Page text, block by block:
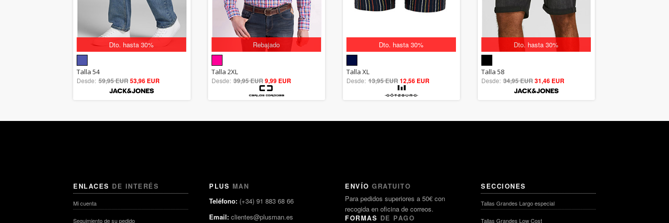
Dto. hasta 30%
out of 5
Talla 54
Desde: 59,95 EUR53,96 EUR
Rebajado
out of 5
Talla 2XL
Desde: 39,95 EUR9,99 EUR
Dto. hasta 30%
out of 5
Talla XL
Desde: 13,95 EUR12,56 EUR
Dto. hasta 30%
out of 5
Talla 58
Desde: 34,95 EUR31,46 EUR
ENLACES DE INTERÉS
Mi cuenta
Seguimiento de su pedido
PLUS MAN
Teléfono: (+34) 91 883 68 66
Email: clientes@plusman.es
ENVÍO GRATUITO
Para pedidos superiores a 50€ con
recogida en oficina de correos.
FORMAS DE PAGO
SECCIONES
Tallas Grandes Largo especial
Tallas Grandes Low Cost